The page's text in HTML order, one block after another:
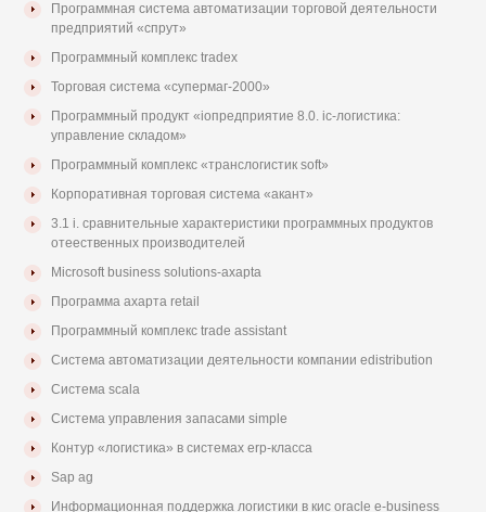
Программная система автоматизации торговой деятельности
предприятий «спрут»
Программный комплекс tradex
Торговая система «супермаг-2000»
Программный продукт «iопредприятие 8.0. iс-логистика:
управление складом»
Программный комплекс «транслогистик soft»
Корпоративная торговая система «акант»
3.1 i. сравнительные характеристики программных продуктов
отеественных производителей
Microsoft business solutions-axapta
Программа ахарта retail
Программный комплекс trade assistant
Система автоматизации деятельности компании edistribution
Система scala
Система управления запасами simple
Контур «логистика» в системах erp-класса
Sap ag
Информационная поддержка логистики в кис oracle e-business